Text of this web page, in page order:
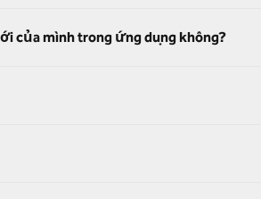
của mình trong ứng dụng không?